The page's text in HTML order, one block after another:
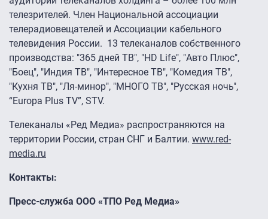
телезрителей. Член Национальной ассоциации
телерадиовещателей и Ассоциации кабельного
телевидения России. 13 телеканалов собственного
производства: "365 дней ТВ", "HD Life", "Авто Плюс",
"Боец", "Индия ТВ", "Интересное ТВ", "Комедия ТВ",
"Кухня ТВ", "Ля-минор", "МНОГО ТВ", "Русская ночь",
“Europa Plus TV”, STV.
Телеканалы «Ред Медиа» распространяются на
территории России, стран СНГ и Балтии. www.red-
media.ru
Контакты:
Пресс-служба ООО «ТПО Ред Медиа»